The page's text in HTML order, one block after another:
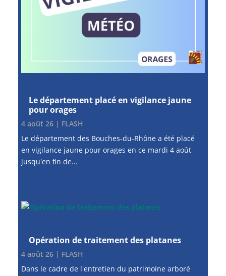
Le département placé en vigilance jaune
pour orages
4 août 26| FLASH
Le département des Bouches-du-Rhône a été placé
en vigilance jaune pour orages en ce mardi 4 août
jusqu'en fin de...
Opération de traitement des platanes
4 août 26| FLASH
Dans le cadre de l'entretien du patrimoine arboré